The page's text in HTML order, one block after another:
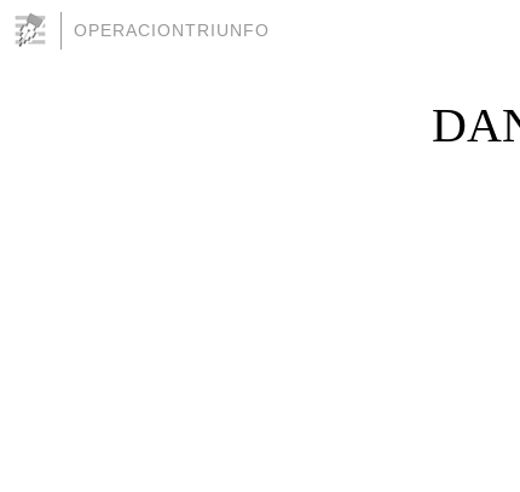
OPERACIONTRIUNFO